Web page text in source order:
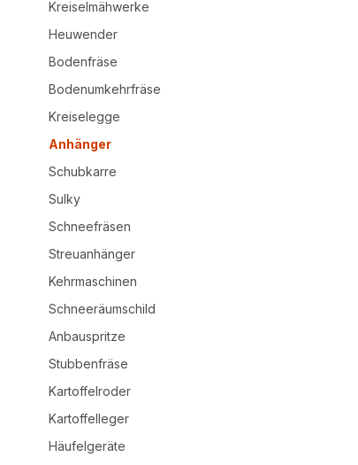
Kreiselmähwerke
Heuwender
Bodenfräse
Bodenumkehrfräse
Kreiselegge
Anhänger
Schubkarre
Sulky
Schneefräsen
Streuanhänger
Kehrmaschinen
Schneeräumschild
Anbauspritze
Stubbenfräse
Kartoffelroder
Kartoffelleger
Häufelgeräte